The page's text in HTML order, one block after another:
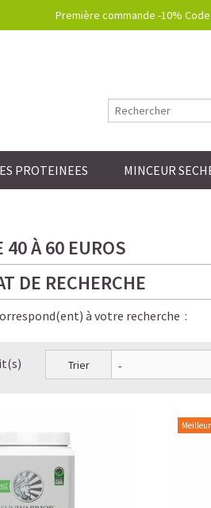
Première commande -10% Code
PROTEINEES MINCEUR
40 À 60 EUROS
DE RECHERCHE
à votre recherche :
Trier